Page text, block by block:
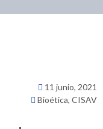
11 junio, 2021
Bioética, CISAV